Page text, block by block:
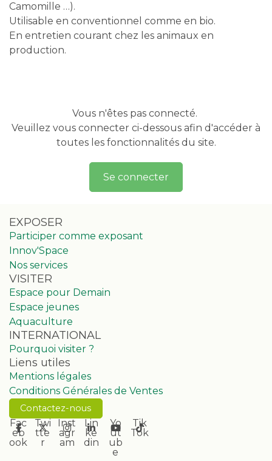
Camomille …).
Utilisable en conventionnel comme en bio.
En entretien courant chez les animaux en
production.
Vous n'êtes pas connecté.
Veuillez vous connecter ci-dessous afin d'accéder à
toutes les fonctionnalités du site.
Se connecter
EXPOSER
Participer comme exposant
Innov'Space
Nos services
VISITER
Espace pour Demain
Espace jeunes
Aquaculture
INTERNATIONAL
Pourquoi visiter ?
Liens utiles
Mentions légales
Conditions Générales de Ventes
Contactez-nous
Fac
eb
ook
Twi
tte
r
Inst
agr
am
Lin
ke
din
Yo
ut
ub
e
Tik
Tok